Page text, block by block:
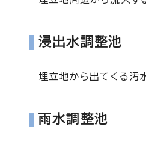
浸出水調整池
埋立地から出てくる汚
雨水調整池